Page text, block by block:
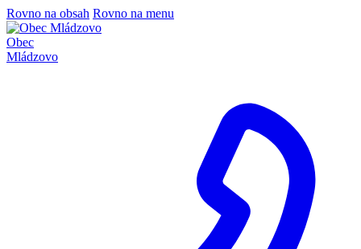
Rovno na obsah Rovno na menu
Obec
Mládzovo